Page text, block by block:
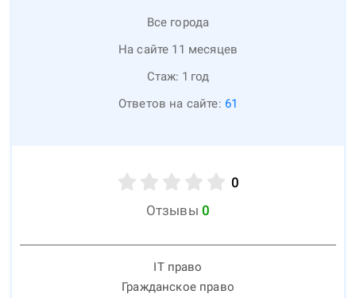
Все города
На сайте 11 месяцев
Стаж: 1 год
Ответов на сайте: 61
0
Отзывы 0
IT право
Гражданское право